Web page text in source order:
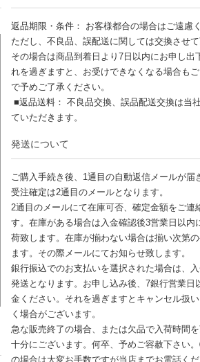
返品期限・条件： お客様都合の場合はご遠慮く
ただし、不良品、誤配送に関しては交換させて
その場合は商品到着日より7日以内にお申し出
れを過ぎますと、お受けできなくなる場合も
で予めご了承ください。
■返品送料： 不良品交換、誤品配送交換は当
ていただきます。
発送について
ご購入手続き後、1通目の自動返信メールが届
受注確定は2通目のメールとなります。
2通目のメールにて在庫可否、確定金額をご連
す。在庫がある場合は入金確認後3営業日以内
荷致します。在庫が揃わない場合は揃い次第
ます。その際メールにてお知らせ致します。
銀行振込でのお支払いを選択された場合は、
発送となります。お申し込み後、7銀行営業日
金ください。それを過ぎますとキャンセル扱
く場合がございます。
急な販売終了の場合、または欠品で入荷時間
十分にございます。何卒、予めご容赦下さい
の場合は大変お手数ですが当店までお電話くだ